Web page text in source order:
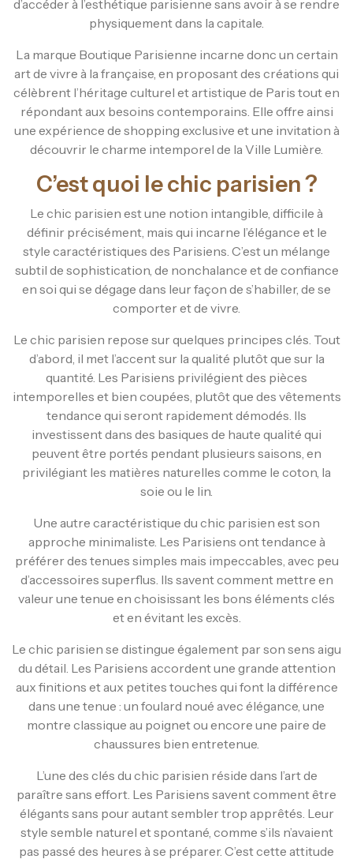
d’accéder à l’esthétique parisienne sans avoir à se rendre
physiquement dans la capitale.
La marque Boutique Parisienne incarne donc un certain
art de vivre à la française, en proposant des créations qui
célèbrent l’héritage culturel et artistique de Paris tout en
répondant aux besoins contemporains. Elle offre ainsi
une expérience de shopping exclusive et une invitation à
découvrir le charme intemporel de la Ville Lumière.
C’est quoi le chic parisien ?
Le chic parisien est une notion intangible, difficile à
définir précisément, mais qui incarne l’élégance et le
style caractéristiques des Parisiens. C’est un mélange
subtil de sophistication, de nonchalance et de confiance
en soi qui se dégage dans leur façon de s’habiller, de se
comporter et de vivre.
Le chic parisien repose sur quelques principes clés. Tout
d’abord, il met l’accent sur la qualité plutôt que sur la
quantité. Les Parisiens privilégient des pièces
intemporelles et bien coupées, plutôt que des vêtements
tendance qui seront rapidement démodés. Ils
investissent dans des basiques de haute qualité qui
peuvent être portés pendant plusieurs saisons, en
privilégiant les matières naturelles comme le coton, la
soie ou le lin.
Une autre caractéristique du chic parisien est son
approche minimaliste. Les Parisiens ont tendance à
préférer des tenues simples mais impeccables, avec peu
d’accessoires superflus. Ils savent comment mettre en
valeur une tenue en choisissant les bons éléments clés
et en évitant les excès.
Le chic parisien se distingue également par son sens aigu
du détail. Les Parisiens accordent une grande attention
aux finitions et aux petites touches qui font la différence
dans une tenue : un foulard noué avec élégance, une
montre classique au poignet ou encore une paire de
chaussures bien entretenue.
L’une des clés du chic parisien réside dans l’art de
paraître sans effort. Les Parisiens savent comment être
élégants sans pour autant sembler trop apprêtés. Leur
style semble naturel et spontané, comme s’ils n’avaient
pas passé des heures à se préparer. C’est cette attitude